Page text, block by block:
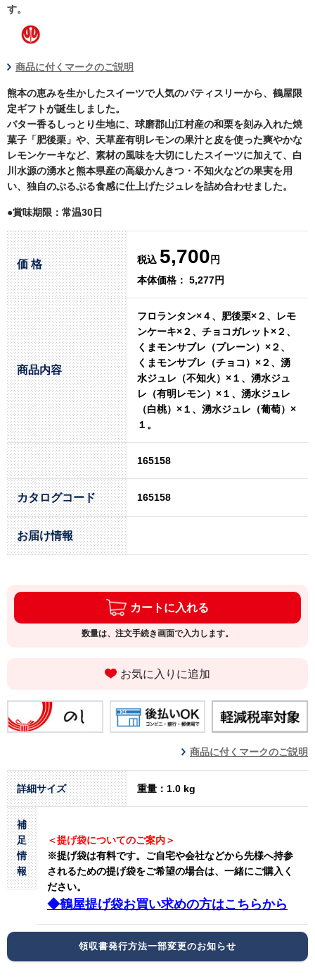
す。
商品に付くマークのご説明
熊本の恵みを生かしたスイーツで人気のパティスリーから、鶴屋限
定ギフトが誕生しました。
バター香るしっとり生地に、球磨郡山江村産の和栗を刻み入れた焼
菓子「肥後栗」や、天草産有明レモンの果汁と皮を使った爽やかな
レモンケーキなど、素材の風味を大切にしたスイーツに加えて、白
川水源の湧水と熊本県産の高級かんきつ・不知火などの果実を用
い、独自のぷるぷる食感に仕上げたジュレを詰め合わせました。
●賞味期限：常温30日
価 格 税込 5,700 円
本体価格： 5,277円
商品内容
フロランタン×４、肥後栗×２、レモ
ンケーキ×２、チョコガレット×２、
くまモンサブレ（プレーン）×２、
くまモンサブレ（チョコ）×２、湧
水ジュレ（不知火）×１、湧水ジュ
レ（有明レモン）×１、湧水ジュレ
（白桃）×１、湧水ジュレ（葡萄）×
１。
165158
カタログコード 165158
お届け情報
カートに入れる
数量は、注文手続き画面で入力します。
お気に入りに追加
商品に付くマークのご説明
詳細サイズ 重量：1.0 kg
補
足
情
報
＜提げ袋についてのご案内＞
※提げ袋は有料です。 ご自宅や会社などから先様へ持参
されるための提げ袋をご希望の場合は、一緒にご購入く
ださい。
◆鶴屋提げ袋お買い求めの方はこちらから
領収書発行方法一部変更のお知らせ